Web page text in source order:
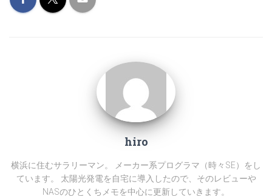
hiro
横浜に住むサラリーマン。 メーカー系プログラマ（時々SE）をし
ています。 太陽光発電を自宅に導入したので、そのレビューや
NASのひとくちメモを中心に更新していきます。